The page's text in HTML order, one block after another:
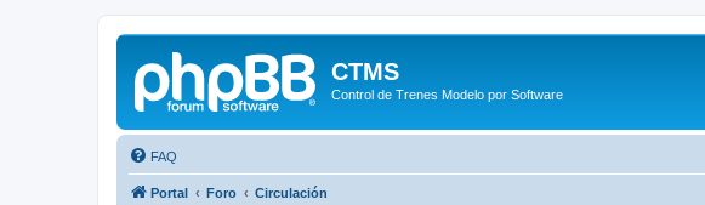
CTMS
Control de Trenes Modelo por Software
FAQ
Portal Foro Circulación